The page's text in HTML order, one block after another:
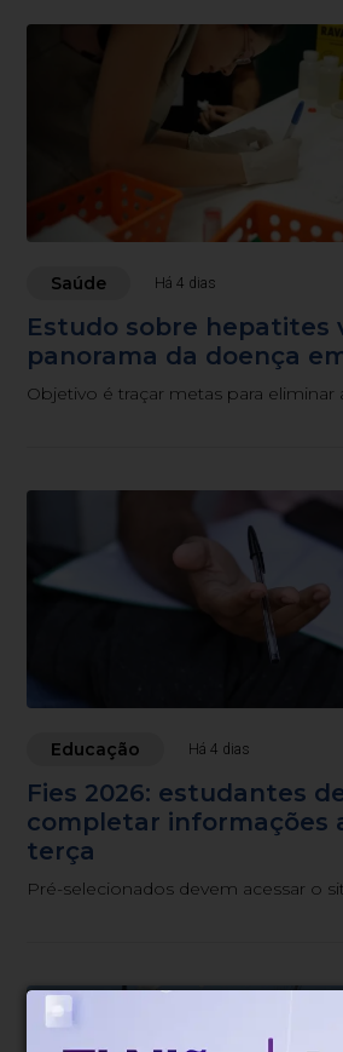
Saúde Há 4 dias
Estudo sobre hepatites
panorama da doença
Objetivo é traçar metas para eliminar
Educação Há 4 dias
Fies 2026: estudantes
completar informações
terça
Pré-selecionados devem acessar o